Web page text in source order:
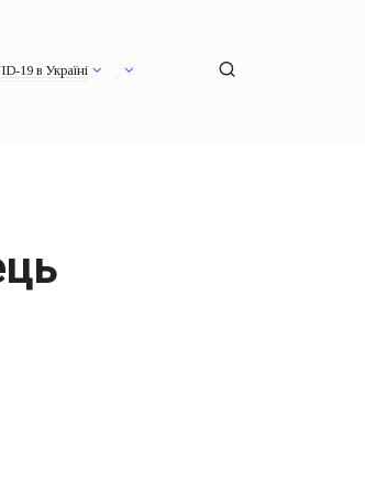
19 в Україні